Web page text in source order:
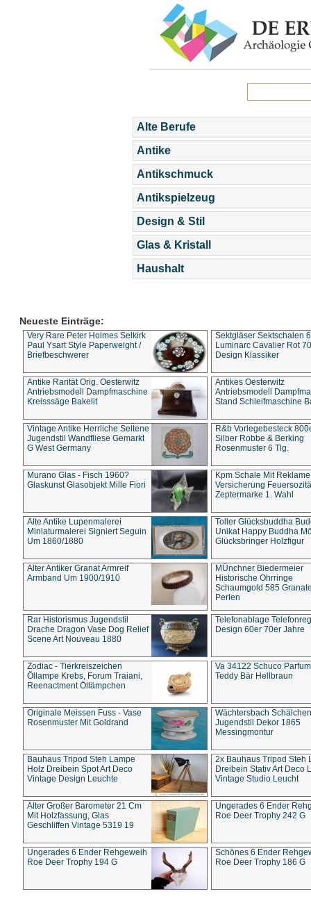
Alte Berufe
Antike
Antikschmuck
Antikspielzeug
Design & Stil
Glas & Kristall
Haushalt
Neueste Einträge:
Very Rare Peter Holmes Selkirk
Paul Ysart Style Paperweight /
Briefbeschwerer
Sektgläser Sektschalen
Luminarc Cavalier Rot
Design Klassiker
Antike Rarität Orig. Oesterwitz
Antriebsmodell Dampfmaschine
Kreisssäge Bakelit
Antikes Oesterwitz
Antriebsmodell
Stand Schleifmaschine
Vintage Antike Herrliche Seltene
Jugendstil Wandfliese Gemarkt
G West Germany
R&b Vorlegebesteck
Silber Robbe & Berking
Rosenmuster 6 Tlg.
Murano Glas - Fisch 1960?
Glaskunst Glasobjekt Mille Fiori
Kpm Schale Mit Reklame
Versicherung
Zeptermarke 1. Wahl
Alte Antike Lupenmalerei
Miniaturmalerei Signiert Seguin
Um 1860/1880
Toller Glücksbuddha
Unikat Happy Buddha
Glücksbringer Holzfigur
Alter Antiker Granat Armreif
Armband Um 1900/1910
MÜnchner Biedermeier
Historische Ohrringe
Schaumgold 585
Perlen
Rar Historismus Jugendstil
Drache Dragon Vase Dog Relief
Scene Art Nouveau 1880
Telefonablage
Design 60er 70er Jahre
Zodiac - Tierkreiszeichen
Öllampe Krebs, Forum Traiani,
Reenactment Öllämpchen
Va 34122 Schuco
Teddy Bär Hellbraun
Originale Meissen Fuss - Vase
Rosenmuster Mit Goldrand
Wächtersbach Schälchen
Jugendstil Dekor 1865
Messingmontur
Bauhaus Tripod Steh Lampe
Holz Dreibein Spot Art Deco
Vintage Design Leuchte
2x Bauhaus Tripod Steh
Dreibein Stativ Art Deco
Vintage Studio Leucht
Alter Großer Barometer 21 Cm
Mit Holzfassung, Glas
Geschliffen Vintage 5319 19
Ungerades 6 Ender
Roe Deer Trophy 242 G
Ungerades 6 Ender Rehgeweih
Roe Deer Trophy 194 G
Schönes 6 Ender
Roe Deer Trophy 186 G